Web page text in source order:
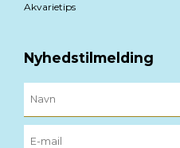
Akvarietips
Nyhedstilmelding